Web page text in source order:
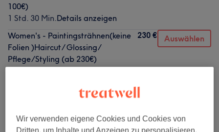
100€)
1 Std. 30 Min.Details anzeigen
Women's - Paintingsträhnen(keine
Folien )Haircut/ Glossing/
Pflege/Styling (ab 230€)
230 € Auswählen
Women's - Glossing, HairCut,
135 €
Wir verwenden eigene Cookies und Cookies von